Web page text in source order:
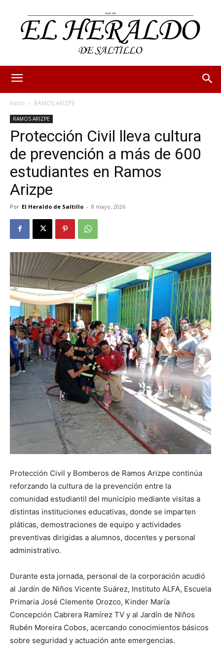
Inicio RAMOS ARIZPE
RAMOS ARIZPE
Protección Civil lleva cultura
de prevención a más de 600
estudiantes en Ramos
Arizpe
Por El Heraldo de Saltillo - 8 mayo, 2026
Protección Civil y Bomberos de Ramos Arizpe continúa
reforzando la cultura de la prevención entre la
comunidad estudiantil del municipio mediante visitas a
distintas instituciones educativas, donde se imparten
pláticas, demostraciones de equipo y actividades
preventivas dirigidas a alumnos, docentes y personal
administrativo.
Durante esta jornada, personal de la corporación acudió
al Jardín de Niños Vicente Suárez, Instituto ALFA, Escuela
Primaria José Clemente Orozco, Kinder María
Concepción Cabrera Ramírez TV y al Jardín de Niños
Rubén Moreira Cobos, acercando conocimientos básicos
sobre seguridad y actuación ante emergencias.